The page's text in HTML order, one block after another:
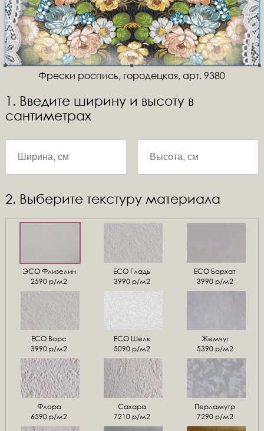
Фрески роспись, городецкая, арт. 9380
1. Введите ширину и высоту в
сантиметрах
2. Выберите текстуру материала
ЭСО Флизелин
2590 р/м2
ЕСО Гладь
3990 р/м2
ECO Бархат
3990 р/м2
ЕСО Ворс
3990 р/м2
ЕСО Шелк
5090 р/м2
Жемчуг
5390 р/м2
Флора
6590 р/м2
Сахара
7210 р/м2
Перламутр
7290 р/м2